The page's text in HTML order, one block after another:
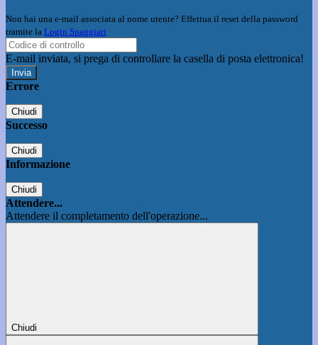
Non hai una e-mail associata al nome utente? Effettua il reset della password
tramite la Login Spaggiari
E-mail inviata, si prega di controllare la casella di posta elettronica!
Errore
Chiudi
Successo
Chiudi
Informazione
Chiudi
Attendere...
Attendere il completamento dell'operazione...
Chiudi